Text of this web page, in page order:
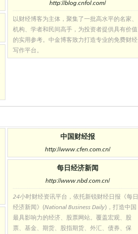
http://blog.cnfol.com/
以财经博客为主体，聚集了一批高水平的名家、
机构、学者和民间高手，为投资者提供具有价值
的实用参考。中金博客致力打造专业的免费财经
写作平台。
中国财经报
http://www.cfen.com.cn/
每日经济新闻
http://www.nbd.com.cn/
24小时财经资讯平台，依托新锐财经日报《每日
经济新闻》(National Business Daily)，打造中国
最具影响力的经济、股票网站。覆盖宏观、股
票、基金、期货、股指期货、外汇、债券、保